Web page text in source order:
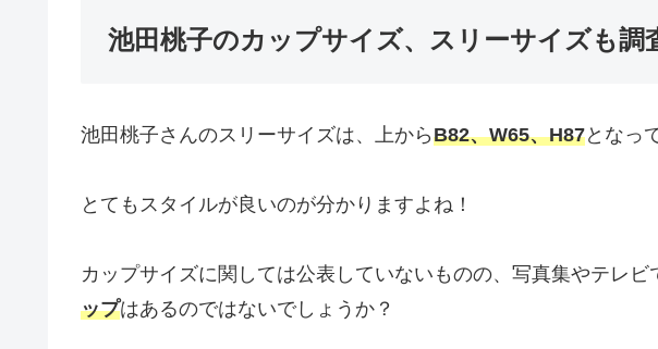
池田桃子のカップサイズ、スリーサイズも調
池田桃子さんのスリーサイズは、上からB82、W65、H87となっ
とてもスタイルが良いのが分かりますよね！
カップサイズに関しては公表していないものの、写真集やテレビ
ップはあるのではないでしょうか？